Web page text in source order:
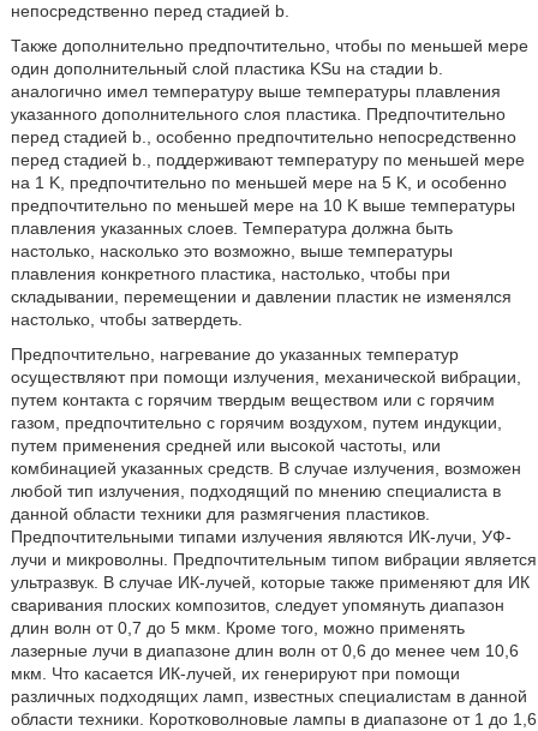
непосредственно перед стадией b.
Также дополнительно предпочтительно, чтобы по меньшей мере
один дополнительный слой пластика KSu на стадии b.
аналогично имел температуру выше температуры плавления
указанного дополнительного слоя пластика. Предпочтительно
перед стадией b., особенно предпочтительно непосредственно
перед стадией b., поддерживают температуру по меньшей мере
на 1 K, предпочтительно по меньшей мере на 5 K, и особенно
предпочтительно по меньшей мере на 10 K выше температуры
плавления указанных слоев. Температура должна быть
настолько, насколько это возможно, выше температуры
плавления конкретного пластика, настолько, чтобы при
складывании, перемещении и давлении пластик не изменялся
настолько, чтобы затвердеть.
Предпочтительно, нагревание до указанных температур
осуществляют при помощи излучения, механической вибрации,
путем контакта с горячим твердым веществом или с горячим
газом, предпочтительно с горячим воздухом, путем индукции,
путем применения средней или высокой частоты, или
комбинацией указанных средств. В случае излучения, возможен
любой тип излучения, подходящий по мнению специалиста в
данной области техники для размягчения пластиков.
Предпочтительными типами излучения являются ИК-лучи, УФ-
лучи и микроволны. Предпочтительным типом вибрации является
ультразвук. В случае ИК-лучей, которые также применяют для ИК
сваривания плоских композитов, следует упомянуть диапазон
длин волн от 0,7 до 5 мкм. Кроме того, можно применять
лазерные лучи в диапазоне длин волн от 0,6 до менее чем 10,6
мкм. Что касается ИК-лучей, их генерируют при помощи
различных подходящих ламп, известных специалистам в данной
области техники. Коротковолновые лампы в диапазоне от 1 до 1,6